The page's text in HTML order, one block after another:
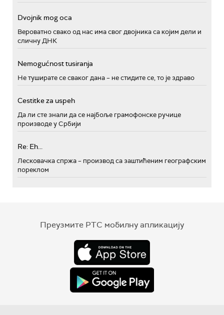
Dvojnik mog oca
Вероватно свако од нас има свог двојника са којим дели и
сличну ДНК
Nemogućnost tusiranja
Не туширате се сваког дана – не стидите се, то је здраво
Cestitke za uspeh
Да ли сте знали да се најбоље грамофонске ручице
производе у Србији
Re: Eh...
Лесковачка спржа – производ са заштићеним географским
пореклом
Преузмите РТС мобилну апликацију